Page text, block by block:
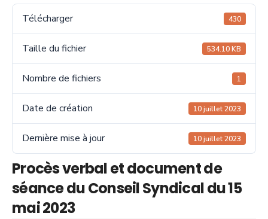
Télécharger 430
Taille du fichier 534.10 KB
Nombre de fichiers 1
Date de création 10 juillet 2023
Dernière mise à jour 10 juillet 2023
Procès verbal et document de
séance du Conseil Syndical du 15
mai 2023